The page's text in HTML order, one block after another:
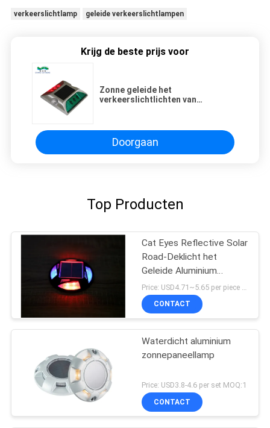
verkeerslichtlamp geleide verkeerslichtlampen
Krijg de beste prijs voor
Zonne geleide het
verkeerslichtlichten van
Doorgaan
Top Producten
Cat Eyes Reflective Solar
Road-Deklicht het
Geleide Aluminium
Opvlammen
CONTACT
Waterdicht aluminium
zonnepaneellamp
Price: USD3.8-4.6 per set MOQ:1
CONTACT